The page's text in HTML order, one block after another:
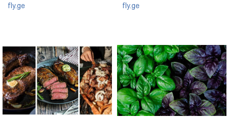
fly.ge
fly.ge